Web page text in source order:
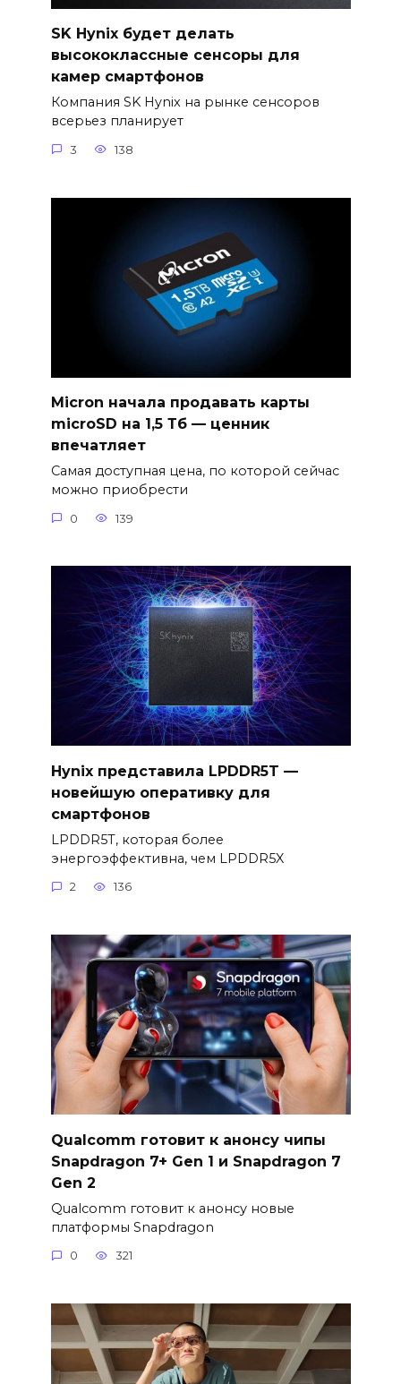
SK Hynix будет делать
высококлассные сенсоры для
камер смартфонов
Компания SK Hynix на рынке сенсоров
всерьез планирует
3 138
Micron начала продавать карты
microSD на 1,5 Тб — ценник
впечатляет
Самая доступная цена, по которой сейчас
можно приобрести
0 139
Hynix представила LPDDR5T —
новейшую оперативку для
смартфонов
LPDDR5T, которая более
энергоэффективна, чем LPDDR5X
2 136
Qualcomm готовит к анонсу чипы
Snapdragon 7+ Gen 1 и Snapdragon 7
Gen 2
Qualcomm готовит к анонсу новые
платформы Snapdragon
0 321